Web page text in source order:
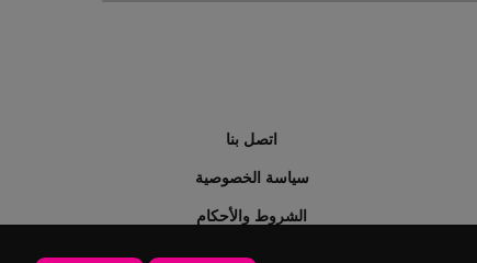
اتصل بنا
سياسة الخصوصية
الشروط والأحكام